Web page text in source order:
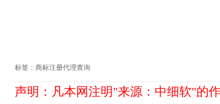
标签： 商标注册代理查询
声明：凡本网注明"来源：中细软"的